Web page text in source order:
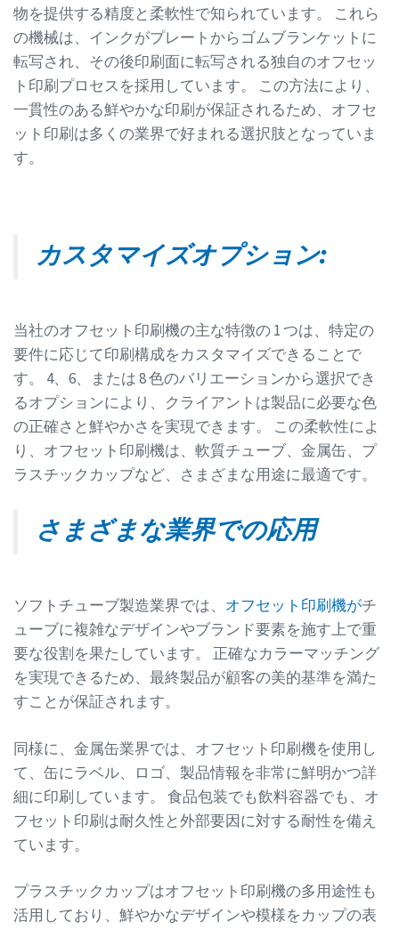
物を提供する精度と柔軟性で知られています。 これら
の機械は、インクがプレートからゴムブランケットに
転写され、その後印刷面に転写される独自のオフセッ
ト印刷プロセスを採用しています。 この方法により、
一貫性のある鮮やかな印刷が保証されるため、オフセ
ット印刷は多くの業界で好まれる選択肢となっていま
す。
カスタマイズオプション:
当社のオフセット印刷機の主な特徴の 1 つは、特定の
要件に応じて印刷構成をカスタマイズできることで
す。 4、6、または 8 色のバリエーションから選択でき
るオプションにより、クライアントは製品に必要な色
の正確さと鮮やかさを実現できます。 この柔軟性によ
り、オフセット印刷機は、軟質チューブ、金属缶、プ
ラスチックカップなど、さまざまな用途に最適です。
さまざまな業界での応用
ソフトチューブ製造業界では、 オフセット印刷機がチ
ューブに複雑なデザインやブランド要素を施す上で重
要な役割を果たしています。 正確なカラーマッチング
を実現できるため、最終製品が顧客の美的基準を満た
すことが保証されます。
同様に、金属缶業界では、オフセット印刷機を使用し
て、缶にラベル、ロゴ、製品情報を非常に鮮明かつ詳
細に印刷しています。 食品包装でも飲料容器でも、オ
フセット印刷は耐久性と外部要因に対する耐性を備え
ています。
プラスチックカップはオフセット印刷機の多用途性も
活用しており、鮮やかなデザインや模様をカップの表